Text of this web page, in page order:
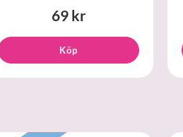
69 kr
Köp